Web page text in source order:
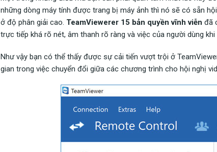
những dòng máy tính được trang bị máy ảnh thì nó sẽ có sẵn
ở độ phân giải cao. TeamViewerer 15 bản quyền vĩnh viễn đã
trực tiếp khá rõ nét, âm thanh rõ ràng và việc của người dùng
Như vậy bạn có thể thấy được sự cải tiến vượt trội ở
gian trong việc chuyển đổi giữa các chương trình cho hội nghị